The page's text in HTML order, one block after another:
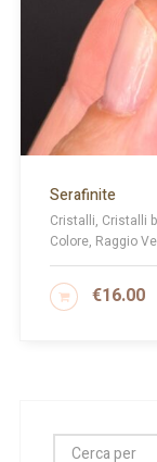
Serafinite
Cristalli, Cristalli
Colore, Raggio
€16.00
AGGIUNGI